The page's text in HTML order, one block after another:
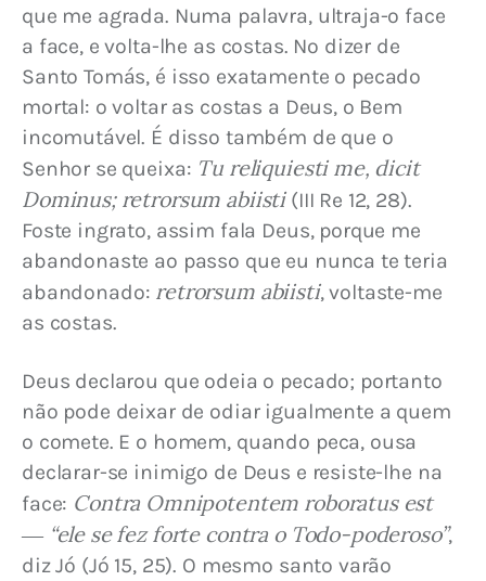
que me agrada. Numa palavra, ultraja-o face
a face, e volta-lhe as costas. No dizer de
Santo Tomás, é isso exatamente o pecado
mortal: o voltar as costas a Deus, o Bem
incomutável. É disso também de que o
Senhor se queixa: Tu reliquiesti me, dicit
Dominus; retrorsum abiisti (III Re 12, 28).
Foste ingrato, assim fala Deus, porque me
abandonaste ao passo que eu nunca te teria
abandonado: retrorsum abiisti, voltaste-me
as costas.
Deus declarou que odeia o pecado; portanto
não pode deixar de odiar igualmente a quem
o comete. E o homem, quando peca, ousa
declarar-se inimigo de Deus e resiste-lhe na
face: Contra Omnipotentem roboratus est
― “ele se fez forte contra o Todo-poderoso”,
diz Jó (Jó 15, 25). O mesmo santo varão